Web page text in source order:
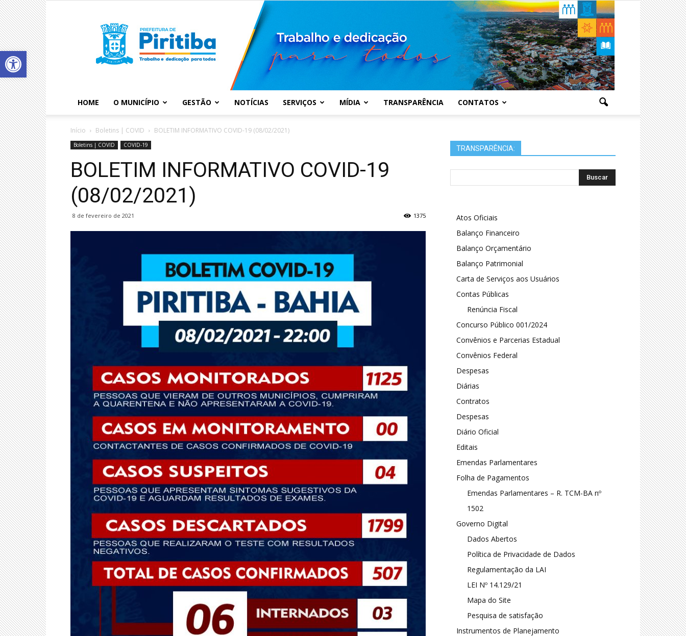
Abrir a barra de ferramentas
de
HOME O MUNICÍPIO GESTÃO NOTÍCIAS SERVIÇOS MÍDIA TRANSPARÊNCIA CONTATOS
Início Boletins | COVID BOLETIM INFORMATIVO COVID-19 (08/02/2021)
Boletins | COVID COVID-19
BOLETIM INFORMATIVO COVID-19
(08/02/2021)
8 de fevereiro de 2021 1375
TRANSPARÊNCIA:
Atos Oficiais
Balanço Financeiro
Balanço Orçamentário
Balanço Patrimonial
Carta de Serviços aos Usuários
Contas Públicas
Renúncia Fiscal
Concurso Público 001/2024
Convênios e Parcerias Estadual
Convênios Federal
Despesas
Diárias
Contratos
Despesas
Diário Oficial
Editais
Emendas Parlamentares
Folha de Pagamentos
Emendas Parlamentares – R. TCM-BA nº
1502
Governo Digital
Dados Abertos
Política de Privacidade de Dados
Regulamentação da LAI
LEI Nº 14.129/21
Mapa do Site
Pesquisa de satisfação
Instrumentos de Planejamento